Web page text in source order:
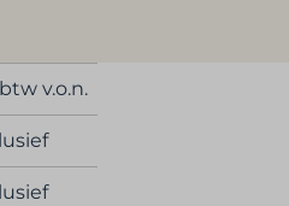
v.o.n.